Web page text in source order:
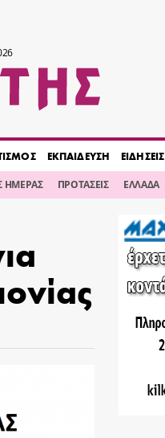
ΕΚΠΑΙΔΕΥΣΗ ΕΙΔΗΣΕΙΣ
ΗΜΕΡΑΣ ΠΡΟΤΑΣΕΙΣ ΕΛΛΑΔΑ